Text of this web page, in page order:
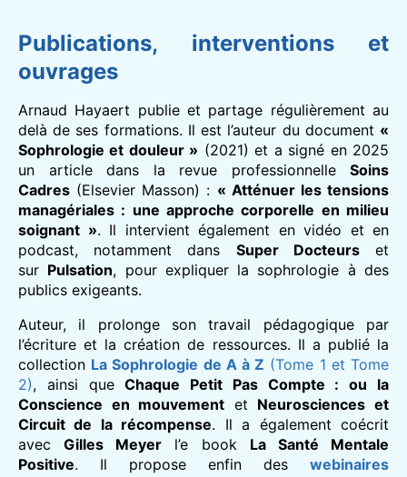
Publications, interventions et
ouvrages
Arnaud Hayaert publie et partage régulièrement au
delà de ses formations. Il est l’auteur du document «
Sophrologie et douleur » (2021) et a signé en 2025
un article dans la revue professionnelle Soins
Cadres (Elsevier Masson) : « Atténuer les tensions
managériales : une approche corporelle en milieu
soignant ». Il intervient également en vidéo et en
podcast, notamment dans Super Docteurset
sur Pulsation, pour expliquer la sophrologie à des
publics exigeants.
Auteur, il prolonge son travail pédagogique par
l’écriture et la création de ressources. Il a publié la
collection La Sophrologie de A à Z (Tome 1 et Tome
2), ainsi queChaque Petit Pas Compte : ou la
Conscience en mouvement et Neurosciences et
Circuit de la récompense. Il a également coécrit
avecGilles Meyer l’e book La Santé Mentale
Positive. Il propose enfin des webinaires